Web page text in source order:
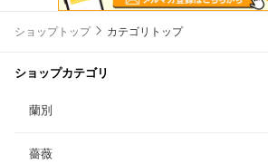
ショップトップ カテゴリトップ
ショップカテゴリ
蘭別
薔薇